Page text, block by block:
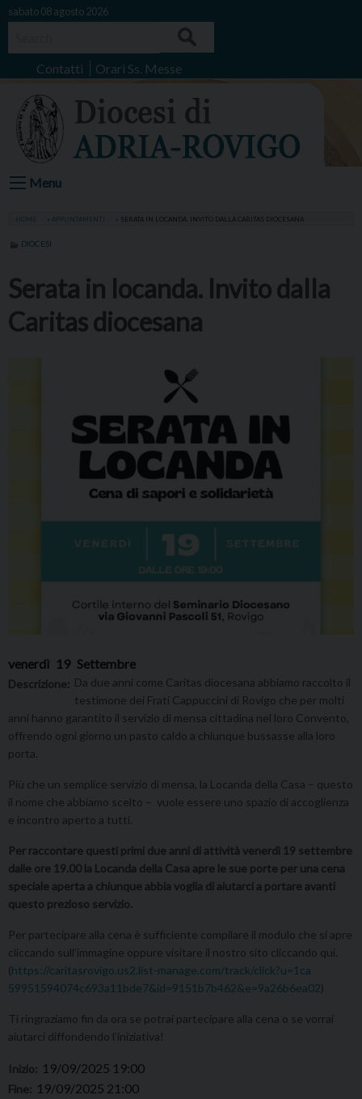
Skip
sabato 08 agosto 2026
Contatti Orari Ss. Messe
Menu
HOME APPUNTAMENTI SERATA IN LOCANDA. INVITO DALLA CARITAS DIOCESANA
DIOCESI
Serata in locanda. Invito dalla
Caritas diocesana
venerdì 19 Settembre
Descrizione: Da due anni come Caritas diocesana abbiamo raccolto il
testimone dei Frati Cappuccini di Rovigo che per molti
anni hanno garantito il servizio di mensa cittadina nel loro Convento,
offrendo ogni giorno un pasto caldo a chiunque bussasse alla loro
porta.
Più che un semplice servizio di mensa, la Locanda della Casa – questo
il nome che abbiamo scelto – vuole essere uno spazio di accoglienza
e incontro aperto a tutti.
Per raccontare questi primi due anni di attività venerdì 19 settembre
dalle ore 19.00 la Locanda della Casa apre le sue porte per una cena
speciale aperta a chiunque abbia voglia di aiutarci a portare avanti
questo prezioso servizio.
Per partecipare alla cena è sufficiente compilare il modulo che si apre
cliccando sull’immagine oppure visitare il nostro sito cliccando qui.
(https://caritasrovigo.us2.list-manage.com/track/click?u=1ca
59951594074c693a11bde7&id=9151 b7b462&e=9a26b6ea02)
Ti ringraziamo fin da ora se potrai partecipare alla cena o se vorrai
aiutarci diffondendo l’iniziativa!
Inizio: 19/09/2025 19:00
Fine: 19/09/2025 21:00